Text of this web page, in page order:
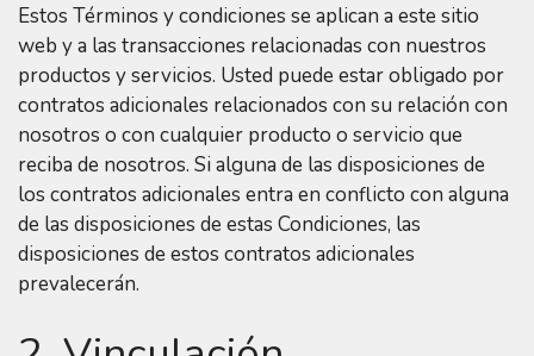
Estos Términos y condiciones se aplican a este sitio
web y a las transacciones relacionadas con nuestros
productos y servicios. Usted puede estar obligado por
contratos adicionales relacionados con su relación con
nosotros o con cualquier producto o servicio que
reciba de nosotros. Si alguna de las disposiciones de
los contratos adicionales entra en conflicto con alguna
de las disposiciones de estas Condiciones, las
disposiciones de estos contratos adicionales
prevalecerán.